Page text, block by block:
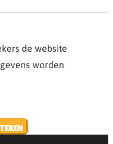
de website
worden